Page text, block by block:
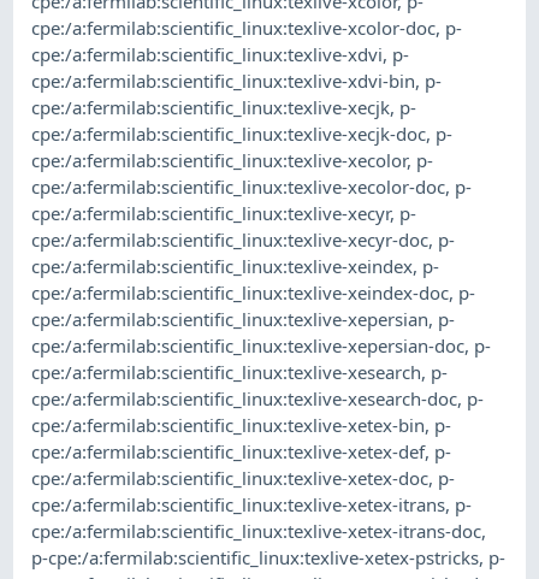
cpe:/a:fermilab:scientific_linux:texlive-xcolor-doc, p-
cpe:/a:fermilab:scientific_linux:texlive-xdvi, p-
cpe:/a:fermilab:scientific_linux:texlive-xdvi-bin, p-
cpe:/a:fermilab:scientific_linux:texlive-xecjk, p-
cpe:/a:fermilab:scientific_linux:texlive-xecjk-doc, p-
cpe:/a:fermilab:scientific_linux:texlive-xecolor, p-
cpe:/a:fermilab:scientific_linux:texlive-xecolor-doc, p-
cpe:/a:fermilab:scientific_linux:texlive-xecyr, p-
cpe:/a:fermilab:scientific_linux:texlive-xecyr-doc, p-
cpe:/a:fermilab:scientific_linux:texlive-xeindex, p-
cpe:/a:fermilab:scientific_linux:texlive-xeindex-doc, p-
cpe:/a:fermilab:scientific_linux:texlive-xepersian, p-
cpe:/a:fermilab:scientific_linux:texlive-xepersian-doc, p-
cpe:/a:fermilab:scientific_linux:texlive-xesearch, p-
cpe:/a:fermilab:scientific_linux:texlive-xesearch-doc, p-
cpe:/a:fermilab:scientific_linux:texlive-xetex-bin, p-
cpe:/a:fermilab:scientific_linux:texlive-xetex-def, p-
cpe:/a:fermilab:scientific_linux:texlive-xetex-doc, p-
cpe:/a:fermilab:scientific_linux:texlive-xetex-itrans, p-
cpe:/a:fermilab:scientific_linux:texlive-xetex-itrans-doc,
p-cpe:/a:fermilab:scientific_linux:texlive-xetex-pstricks, p-